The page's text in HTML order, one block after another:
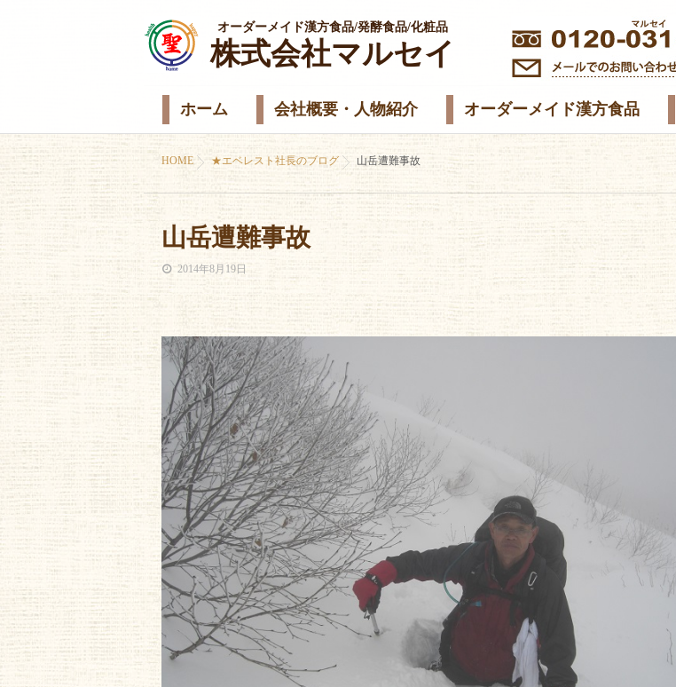
オーダーメイド漢方食品/発酵食品/化粧品
株式会社マルセイ
ホーム 会社概要・人物紹介 オーダーメイド漢方食品
HOME ★エベレスト社長のブログ 山岳遭難事故
山岳遭難事故
2014年8月19日